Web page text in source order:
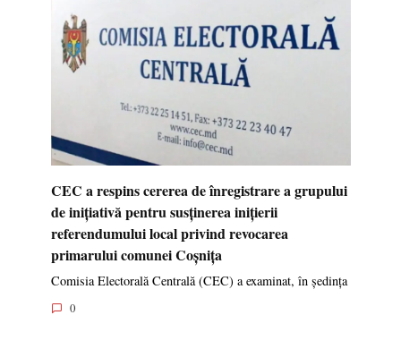
CEC a respins cererea de înregistrare a grupului
de inițiativă pentru susținerea inițierii
referendumului local privind revocarea
primarului comunei Coșnița
Comisia Electorală Centrală (CEC) a examinat, în ședința
0